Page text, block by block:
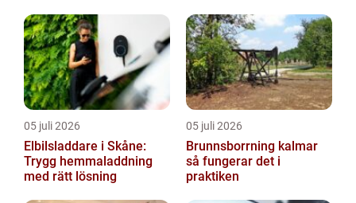
05 juli 2026
Elbilsladdare i Skåne:
Trygg hemmaladdning
med rätt lösning
05 juli 2026
Brunnsborrning kalmar
så fungerar det i
praktiken